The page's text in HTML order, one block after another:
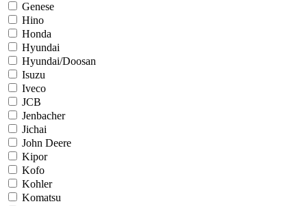
Genese
Hino
Honda
Hyundai
Hyundai/Doosan
Isuzu
Iveco
JCB
Jenbacher
Jichai
John Deere
Kipor
Kofo
Kohler
Komatsu